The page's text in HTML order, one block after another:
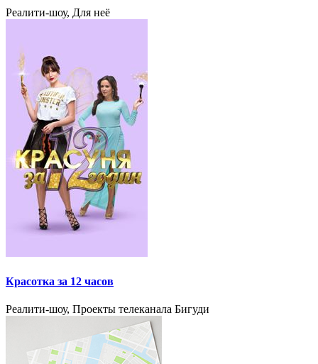
Реалити-шоу, Для неё
Красотка за 12 часов
Реалити-шоу, Проекты телеканала Бигуди